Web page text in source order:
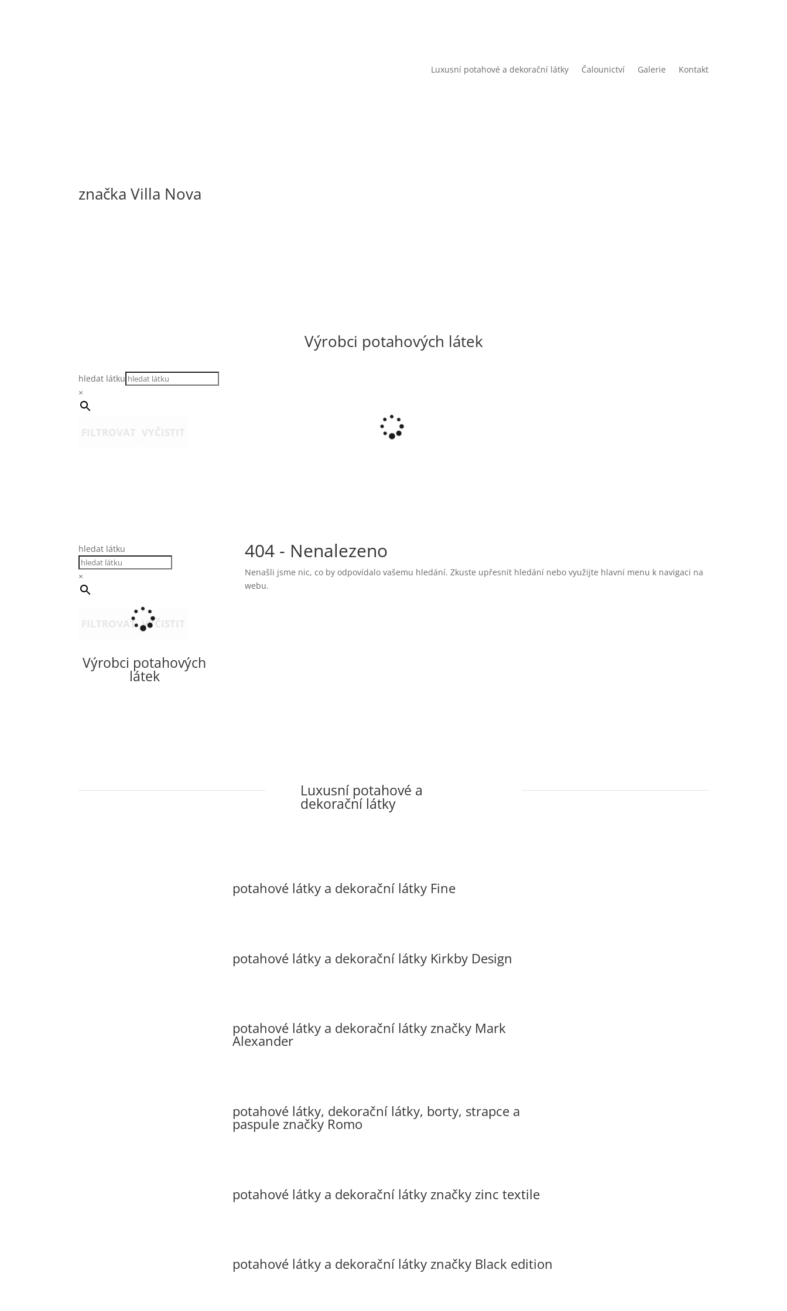
Luxusní potahové a dekorační látky Čalounictví Galerie Kontakt
značka Villa Nova
Výrobci potahových látek
hledat látku
×
hledat látku
×
FILTROVAT VYČISTIT
Výrobci potahových
látek
404 - Nenalezeno
Nenašli jsme nic, co by odpovídalo vašemu hledání. Zkuste upřesnit hledání nebo využijte hlavní menu k navigaci na
webu.
Luxusní potahové a
dekorační látky
potahové látky a dekorační látky Fine
potahové látky a dekorační látky Kirkby Design
potahové látky a dekorační látky značky Mark
Alexander
potahové látky, dekorační látky, borty, strapce a
paspule značky Romo
potahové látky a dekorační látky značky zinc textile
potahové látky a dekorační látky značky Black edition